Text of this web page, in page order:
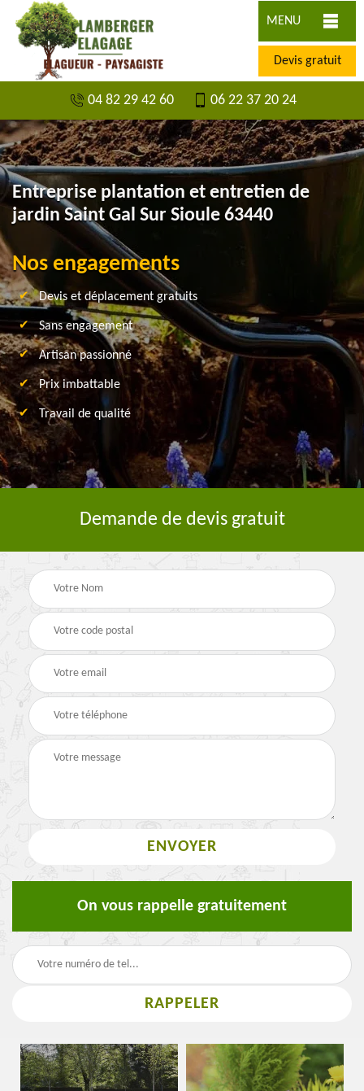
MENU
Devis gratuit
04 82 29 42 60 06 22 37 20 24
Entreprise plantation et entretien de
jardin Saint Gal Sur Sioule 63440
Nos engagements
Devis et déplacement gratuits
Sans engagement
Artisan passionné
Prix imbattable
Travail de qualité
Demande de devis gratuit
On vous rappelle gratuitement